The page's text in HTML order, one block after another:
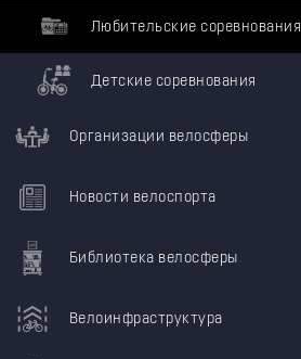
Любительские соревнования
Детские соревнования
Организации велосферы
Новости велоспорта
Библиотека велосферы
Велоинфраструктура